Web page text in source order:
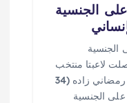
على الجنسية
الجنسية
لاعبتا منتخب
إيران لكرة القدم للسيدات، عطفه رمضاني زاده (34
(22 عاماً)، على الجنسية